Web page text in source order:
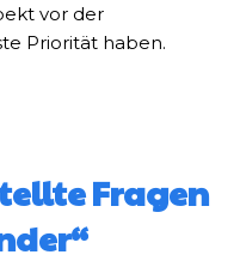
vor der
Priorität haben.
Fragen